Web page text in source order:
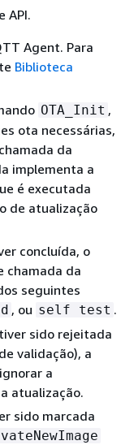
API.
Agent. Para
Biblioteca
OTA_Init ,
ota necessárias,
da
implementa a
é executada
de atualização
concluída, o
chamada da
seguintes
, ou self test .
sido rejeitada
validação), a
a
atualização.
sido marcada